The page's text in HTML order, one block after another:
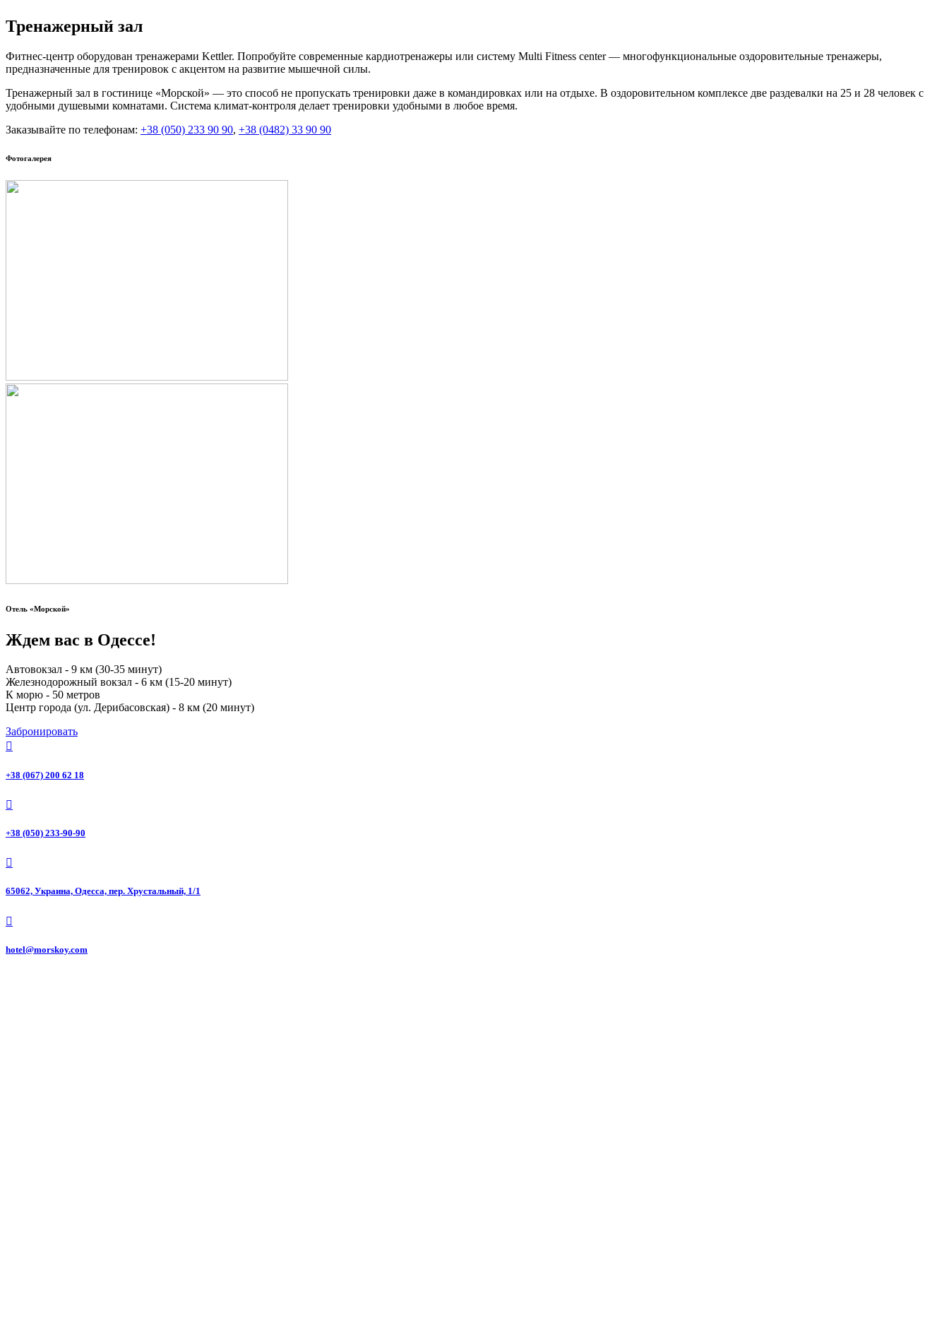
Тренажерный зал
Фитнес-центр оборудован тренажерами Kettler. Попробуйте современные кардиотренажеры или систему Multi Fitness center — многофункциональные оздоровительные тренажеры,
предназначенные для тренировок с акцентом на развитие мышечной силы.
Тренажерный зал в гостинице «Морской» — это способ не пропускать тренировки даже в командировках или на отдыхе. В оздоровительном комплексе две раздевалки на 25 и 28 человек с
удобными душевыми комнатами. Система климат-контроля делает тренировки удобными в любое время.
Заказывайте по телефонам: +38 (050) 233 90 90, +38 (0482) 33 90 90
Фотогалерея
Отель «Морской»
Ждем вас в Одессе!
Автовокзал - 9 км (30-35 минут)
Железнодорожный вокзал - 6 км (15-20 минут)
К морю - 50 метров
Центр города (ул. Дерибасовская) - 8 км (20 минут)
Забронировать

+38 (067) 200 62 18

+38 (050) 233-90-90

65062, Украина, Одесса, пер. Хрустальный, 1/1

hotel@morskoy.com